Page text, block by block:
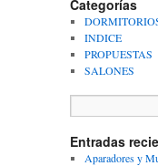
Categorías
INDICE
PROPUESTAS
SALONES
Entradas
Aparadores y